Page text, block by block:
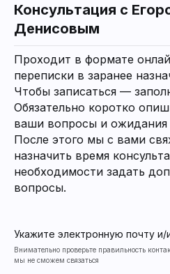
Консультация с
Денисовым
Проходит в формате
переписки в заранее
Чтобы записаться —
Обязательно коротко
ваши вопросы и ожидания
После этого мы с вами
назначить время
необходимости задать
вопросы.
Укажите электронную почту и/
Внимательно проверьте правильность
мы не сможем связаться